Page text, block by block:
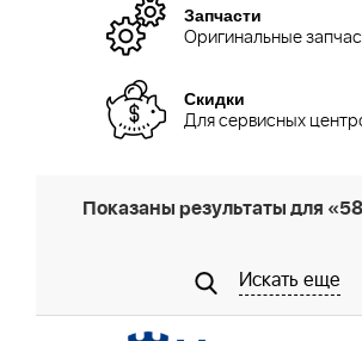
Запчасти
Оригинальные
Скидки
Для сервисных
Показаны результаты для
Искать еще